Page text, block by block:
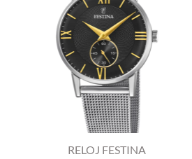
RELOJ FESTINA